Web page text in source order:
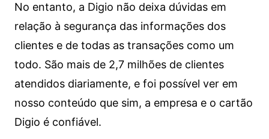
No entanto, a Digio não deixa dúvidas em
relação à segurança das informações dos
clientes e de todas as transações como um
todo. São mais de 2,7 milhões de clientes
atendidos diariamente, e foi possível ver em
nosso conteúdo que sim, a empresa e o cartão
Digio é confiável.